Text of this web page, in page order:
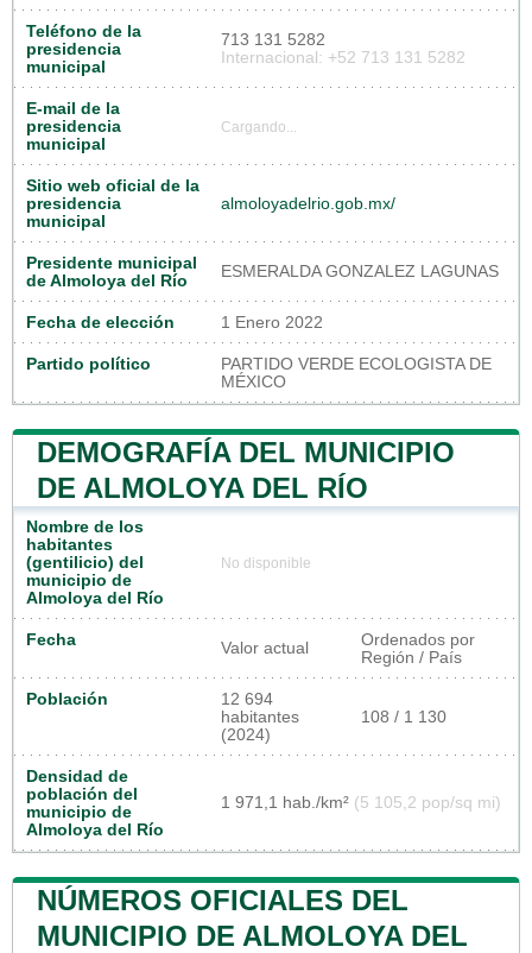
Teléfono de la
presidencia
municipal
713 131 5282
Internacional: +52 713 131 5282
E-mail de la
presidencia
municipal
Cargando...
Sitio web oficial de la
presidencia
municipal
almoloyadelrio.gob.mx/
Presidente municipal
de Almoloya del Río
ESMERALDA GONZALEZ LAGUNAS
Fecha de elección 1 Enero 2022
Partido político
PARTIDO VERDE ECOLOGISTA DE
MÉXICO
DEMOGRAFÍA DEL MUNICIPIO
DE ALMOLOYA DEL RÍO
Nombre de los
habitantes
(gentilicio) del
municipio de
Almoloya del Río
No disponible
Fecha Valor actual
Ordenados por
Región / País
Población
12 694
habitantes
(2024)
108 / 1 130
Densidad de
población del
municipio de
Almoloya del Río
1 971,1 hab./km² (5 105,2 pop/sq mi)
NÚMEROS OFICIALES DEL
MUNICIPIO DE ALMOLOYA DEL